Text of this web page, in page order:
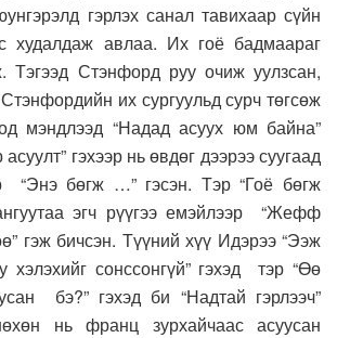
гэрлэх санал тавихаар сүйн
худалдаж авлаа. Их гоё бадмаараг
Тэгээд Стэнфорд руу очиж уулзсан,
их сургуульд сурч төгсөж
мэндлээд “Надад асуух юм байна”
гэхээр нь өвдөг дээрээ суугаад
“Энэ бөгж …” гэсэн. Тэр “Гоё бөгж
эгч рүүгээ емэйлээр “Жефф
гэж бичсэн. Түүний хүү Идэрээ “Ээж
сонссонгүй” гэхэд тэр “Өө
бэ?” гэхэд би “Надтай гэрлээч”
нь франц зурхайчаас асуусан